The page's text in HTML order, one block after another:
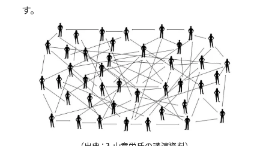
す。